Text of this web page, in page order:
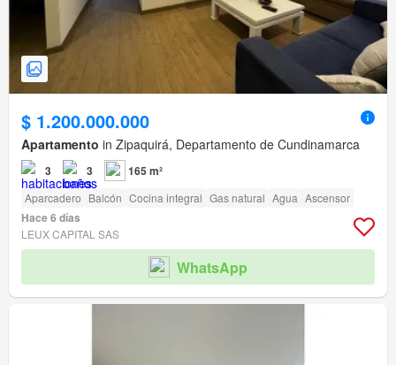
$ 1.200.000.000
Apartamento in Zipaquirá, Departamento de Cundinamarca
3 3 165 m²
Aparcadero Balcón Cocina integral Gas natural Agua Ascensor
Hace 6 días
LEUX CAPITAL SAS
WhatsApp